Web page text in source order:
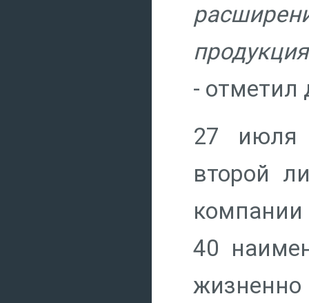
- отметил
27 июля
второй
40